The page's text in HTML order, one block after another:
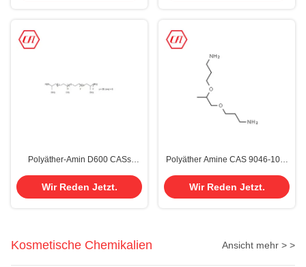
Polyäther-Amin D600 CASs
Wir Reden Jetzt.
Polyäther Amine CAS 9046-10-0
Blade CFL1000
Wir Reden Jetzt.
Kosmetische Chemikalien Ansicht mehr > >